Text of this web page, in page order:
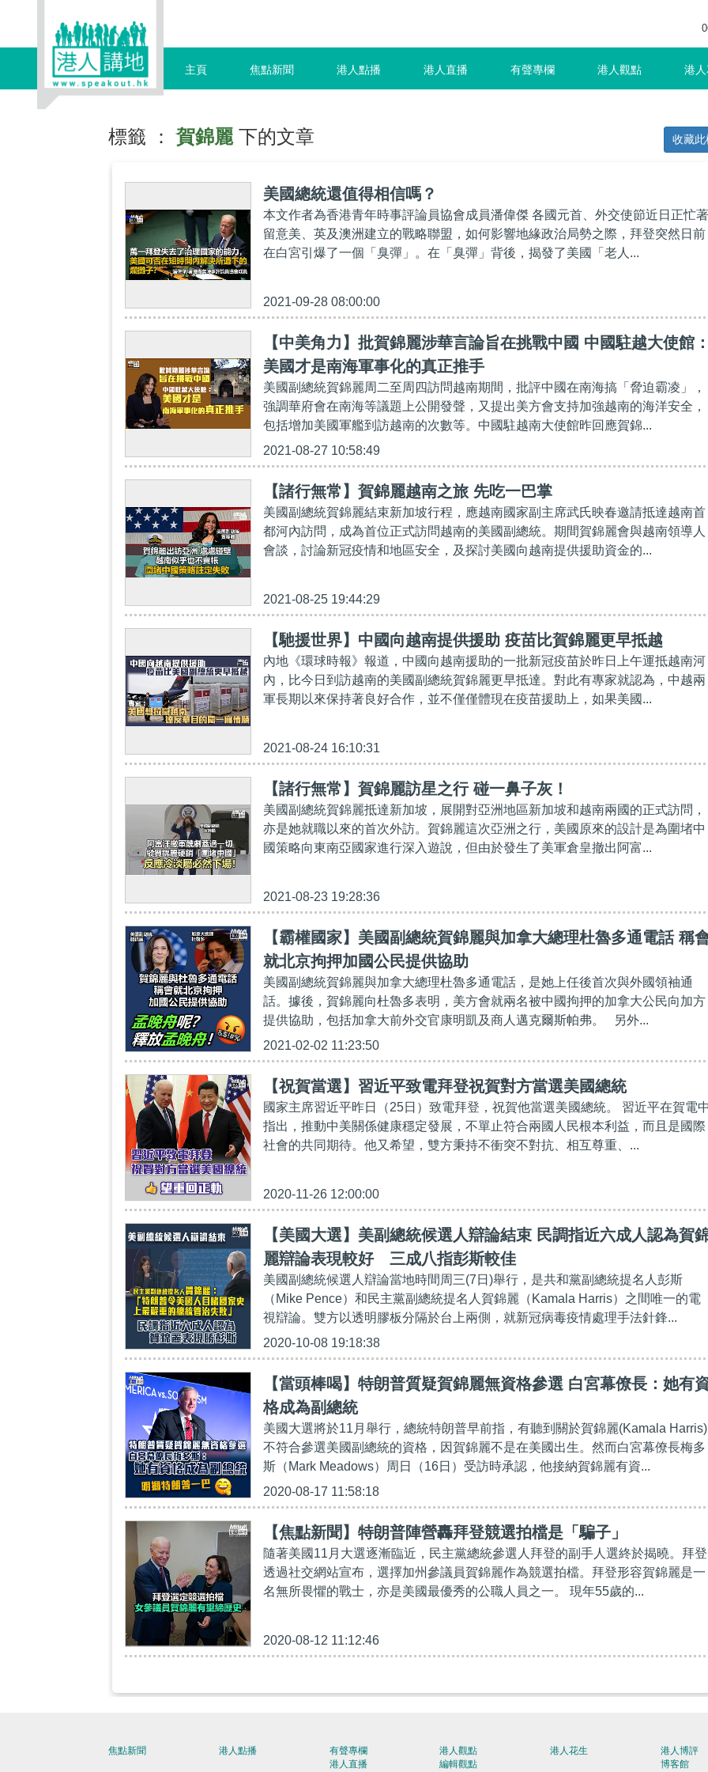
主頁 焦點新聞 港人點播 港人直播 有聲專欄 港人觀點 港
標籤 ：賀錦麗下的文章 收藏此
美國總統還值得相信嗎？
本文作者為香港青年時事評論員協會成員潘偉傑 各國元首、外交使節近日正忙著
留意美、英及澳洲建立的戰略聯盟，如何影響地緣政治局勢之際，拜登突然日前
在白宮引爆了一個「臭彈」。在「臭彈」背後，揭發了美國「老人...
2021-09-28 08:00:00
【中美角力】批賀錦麗涉華言論旨在挑戰中國 中國駐越大使館
美國才是南海軍事化的真正推手
美國副總統賀錦麗周二至周四訪問越南期間，批評中國在南海搞「脅迫霸凌」，
強調華府會在南海等議題上公開發聲，又提出美方會支持加強越南的海洋安全，
包括增加美國軍艦到訪越南的次數等。中國駐越南大使館昨回應賀錦...
2021-08-27 10:58:49
【諸行無常】賀錦麗越南之旅 先吃一巴掌
美國副總統賀錦麗結束新加坡行程，應越南國家副主席武氏映春邀請抵達越南首
都河內訪問，成為首位正式訪問越南的美國副總統。期間賀錦麗會與越南領導人
會談，討論新冠疫情和地區安全，及探討美國向越南提供援助資金的...
2021-08-25 19:44:29
【馳援世界】中國向越南提供援助 疫苗比賀錦麗更早抵越
內地《環球時報》報道，中國向越南援助的一批新冠疫苗於昨日上午運抵越南河
內，比今日到訪越南的美國副總統賀錦麗更早抵達。對此有專家就認為，中越兩
軍長期以來保持著良好合作，並不僅僅體現在疫苗援助上，如果美國...
2021-08-24 16:10:31
【諸行無常】賀錦麗訪星之行 碰一鼻子灰！
美國副總統賀錦麗抵達新加坡，展開對亞洲地區新加坡和越南兩國的正式訪問，
亦是她就職以來的首次外訪。賀錦麗這次亞洲之行，美國原來的設計是為圍堵中
國策略向東南亞國家進行深入遊說，但由於發生了美軍倉皇撤出阿富...
2021-08-23 19:28:36
【霸權國家】美國副總統賀錦麗與加拿大總理杜魯多通電話 稱
就北京拘押加國公民提供協助
美國副總統賀錦麗與加拿大總理杜魯多通電話，是她上任後首次與外國領袖通
話。據後，賀錦麗向杜魯多表明，美方會就兩名被中國拘押的加拿大公民向加方
提供協助，包括加拿大前外交官康明凱及商人邁克爾斯帕弗。 另外...
2021-02-02 11:23:50
【祝賀當選】習近平致電拜登祝賀對方當選美國總統
國家主席習近平昨日（25日）致電拜登，祝賀他當選美國總統。 習近平在賀電
指出，推動中美關係健康穩定發展，不單止符合兩國人民根本利益，而且是國際
社會的共同期待。他又希望，雙方秉持不衝突不對抗、相互尊重、...
2020-11-26 12:00:00
【美國大選】美副總統候選人辯論結束 民調指近六成人認為賀
麗辯論表現較好 三成八指彭斯較佳
美國副總統候選人辯論當地時間周三(7日)舉行，是共和黨副總統提名人彭斯
（Mike Pence）和民主黨副總統提名人賀錦麗（Kamala Harris）之間唯一的電
視辯論。雙方以透明膠板分隔於台上兩側，就新冠病毒疫情處理手法針鋒...
2020-10-08 19:18:38
【當頭棒喝】特朗普質疑賀錦麗無資格參選 白宮幕僚長：她有
格成為副總統
美國大選將於11月舉行，總統特朗普早前指，有聽到關於賀錦麗(Kamala Harris)
不符合參選美國副總統的資格，因賀錦麗不是在美國出生。然而白宮幕僚長梅多
斯（Mark Meadows）周日（16日）受訪時承認，他接納賀錦麗有資...
2020-08-17 11:58:18
【焦點新聞】特朗普陣營轟拜登競選拍檔是「騙子」
隨著美國11月大選逐漸臨近，民主黨總統參選人拜登的副手人選終於揭曉。拜登
透過社交網站宣布，選擇加州參議員賀錦麗作為競選拍檔。拜登形容賀錦麗是一
名無所畏懼的戰士，亦是美國最優秀的公職人員之一。 現年55歲的...
2020-08-12 11:12:46
焦點新聞 港人點播
有聲專欄
港人直播
港人觀點
編輯觀點
港人花生
港人博評
博客館